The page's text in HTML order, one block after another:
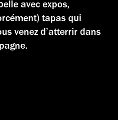
avec expos,
tapas qui
venez d’atterrir dans